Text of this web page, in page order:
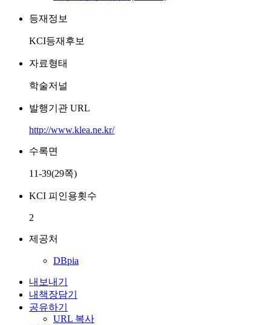
등재정보
KCI등재후보
자료형태
학술저널
발행기관 URL
http://www.klea.ne.kr/
수록면
11-39(29쪽)
KCI 피인용횟수
2
제공처
DBpia
내보내기
내책장담기
공유하기
URL 복사